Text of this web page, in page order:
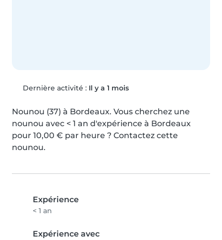
Dernière activité : Il y a 1 mois
Nounou (37) à Bordeaux. Vous cherchez une
nounou avec < 1 an d'expérience à Bordeaux
pour 10,00 € par heure ? Contactez cette
nounou.
Expérience
< 1 an
Expérience avec